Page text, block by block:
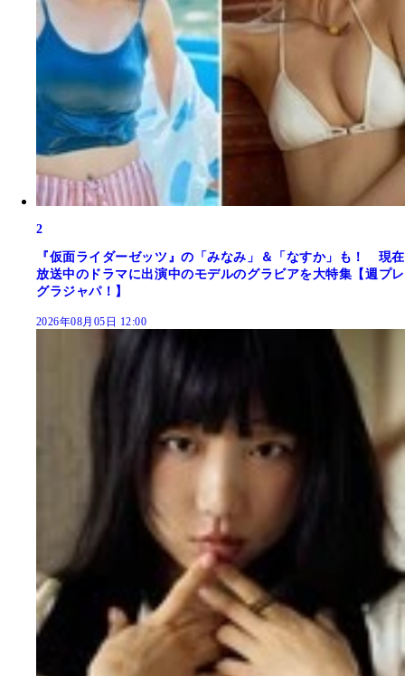
2
『仮面ライダーゼッツ』の「みなみ」＆「なすか」も！ 現在
放送中のドラマに出演中のモデルのグラビアを大特集【週プレ
グラジャパ！】
2026年08月05日 12:00